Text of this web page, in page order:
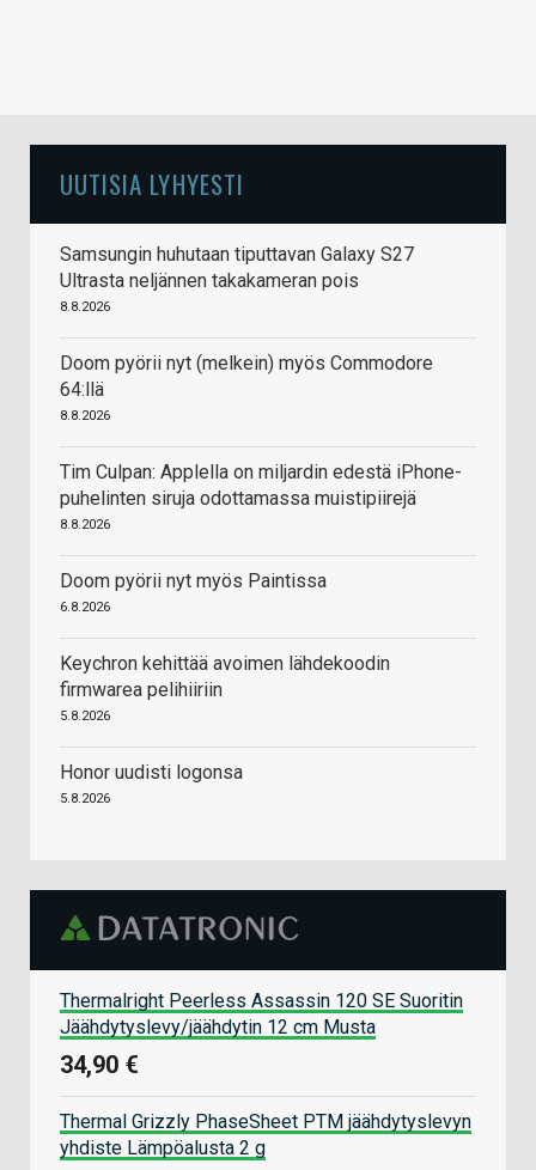
UUTISIA LYHYESTI
Samsungin huhutaan tiputtavan Galaxy S27
Ultrasta neljännen takakameran pois
8.8.2026
Doom pyörii nyt (melkein) myös Commodore
64:llä
8.8.2026
Tim Culpan: Applella on miljardin edestä iPhone-
puhelinten siruja odottamassa muistipiirejä
8.8.2026
Doom pyörii nyt myös Paintissa
6.8.2026
Keychron kehittää avoimen lähdekoodin
firmwarea pelihiiriin
5.8.2026
Honor uudisti logonsa
5.8.2026
Thermalright Peerless Assassin 120 SE Suoritin
Jäähdytyslevy/jäähdytin 12 cm Musta
34,90 €
Thermal Grizzly PhaseSheet PTM jäähdytyslevyn
yhdiste Lämpöalusta 2 g